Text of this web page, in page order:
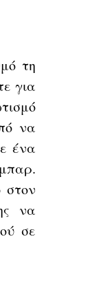
τη
για
να
ένα
στον
να
σε